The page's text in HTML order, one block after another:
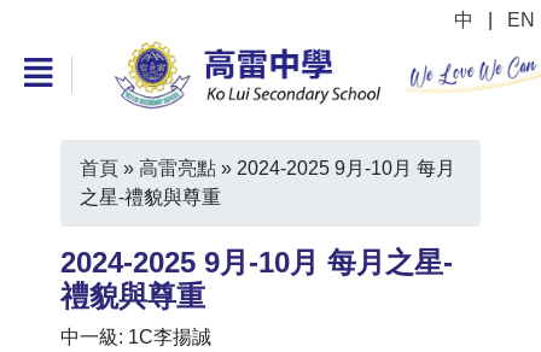
中 EN
首頁 » 高雷亮點 » 2024-2025 9月-10月 每月
之星-禮貌與尊重
2024-2025 9月-10月 每月之星-
禮貌與尊重
中一級: 1C李揚誠